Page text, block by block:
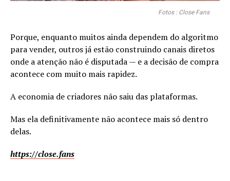
Fotos : Close Fans
Porque, enquanto muitos ainda dependem do algoritmo
para vender, outros já estão construindo canais diretos
onde a atenção não é disputada — e a decisão de compra
acontece com muito mais rapidez.
A economia de criadores não saiu das plataformas.
Mas ela definitivamente não acontece mais só dentro
delas.
https://close.fans